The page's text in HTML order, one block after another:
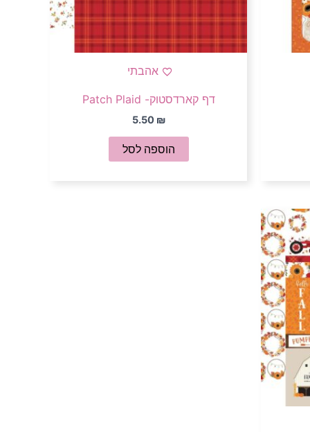
אהבתי
דף קארדסטוק- Patch Plaid
5.50 ₪
הוספה לסל